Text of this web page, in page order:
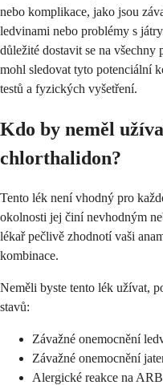
nebo komplikace, jako jsou
ledvinami nebo problémy s
důležité dostavit se na
mohl sledovat tyto potenciální
testů a fyzických vyšetření.
Kdo by neměl
chlorthalidon?
Tento lék není vhodný pro
okolnosti jej činí nevhodným
lékař pečlivě zhodnotí vaši
kombinace.
Neměli byste tento lék užívat,
stavů:
Závažné onemocnění
Závažné onemocnění
Alergické reakce na